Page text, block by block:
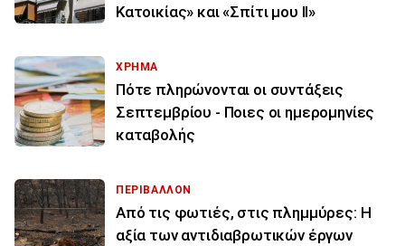
Κατοικίας» και «Σπίτι μου ΙΙ»
ΧΡΗΜΑ
Πότε πληρώνονται οι συντάξεις
Σεπτεμβρίου - Ποιες οι ημερομηνίες
καταβολής
ΠΕΡΙΒΑΛΛΟΝ
Από τις φωτιές, στις πλημμύρες: Η
αξία των αντιδιαβρωτικών έργων